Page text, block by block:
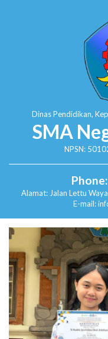
Dinas Pendidikan,
SMA
NPSN:
Alamat: Jalan Lettu
E-mail: